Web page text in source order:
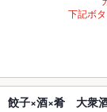
下記ボ
餃子×酒×肴 大衆